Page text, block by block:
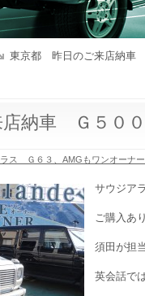
東京都 昨日のご来店納車
納車 Ｇ５０
ス Ｇ６３、AMGもワンオーナー
サウジア
ご購入あ
須田が担
英会話で